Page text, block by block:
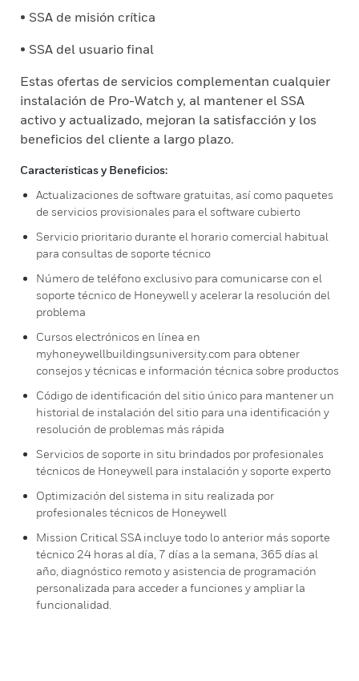
• SSA de misión crítica
• SSA del usuario final
Estas ofertas de servicios complementan cualquier
instalación de Pro-Watch y, al mantener el SSA
activo y actualizado, mejoran la satisfacción y los
beneficios del cliente a largo plazo.
Características y Beneficios:
Actualizaciones de software gratuitas, así como paquetes
de servicios provisionales para el software cubierto
Servicio prioritario durante el horario comercial habitual
para consultas de soporte técnico
Número de teléfono exclusivo para comunicarse con el
soporte técnico de Honeywell y acelerar la resolución del
problema
Cursos electrónicos en línea en
myhoneywellbuildingsuniversity.com para obtener
consejos y técnicas e información técnica sobre productos
Código de identificación del sitio único para mantener un
historial de instalación del sitio para una identificación y
resolución de problemas más rápida
Servicios de soporte in situ brindados por profesionales
técnicos de Honeywell para instalación y soporte experto
Optimización del sistema in situ realizada por
profesionales técnicos de Honeywell
Mission Critical SSA incluye todo lo anterior más soporte
técnico 24 horas al día, 7 días a la semana, 365 días al
año, diagnóstico remoto y asistencia de programación
personalizada para acceder a funciones y ampliar la
funcionalidad.